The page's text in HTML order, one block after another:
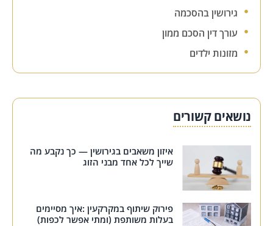
גירושין בהסכמה
עורך דין הסכם ממון
מזונות ילדים
נושאים קשורים
איזון משאבים בגירושין — כך נקבע מה
שייך לכל אחד מבני הזוג
פירוק שיתוף במקרקעין :איך מסיימים
בעלות משותפת (ומתי אפשר לכפות)